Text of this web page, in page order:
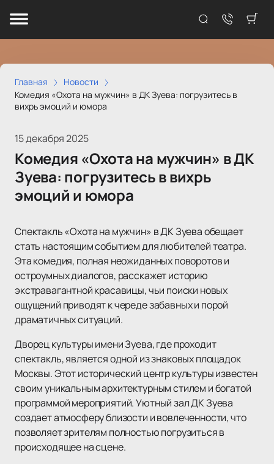
Главная
Новости
Комедия «Охота на мужчин» в ДК Зуева: погрузитесь в
вихрь эмоций и юмора
15 декабря 2025
Комедия «Охота на мужчин» в ДК
Зуева: погрузитесь в вихрь
эмоций и юмора
Спектакль «Охота на мужчин» в ДК Зуева обещает
стать настоящим событием для любителей театра.
Эта комедия, полная неожиданных поворотов и
остроумных диалогов, расскажет историю
экстравагантной красавицы, чьи поиски новых
ощущений приводят к череде забавных и порой
драматичных ситуаций.
Дворец культуры имени Зуева, где проходит
спектакль, является одной из знаковых площадок
Москвы. Этот исторический центр культуры известен
своим уникальным архитектурным стилем и богатой
программой мероприятий. Уютный зал ДК Зуева
создает атмосферу близости и вовлеченности, что
позволяет зрителям полностью погрузиться в
происходящее на сцене.